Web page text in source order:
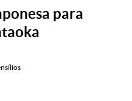
para